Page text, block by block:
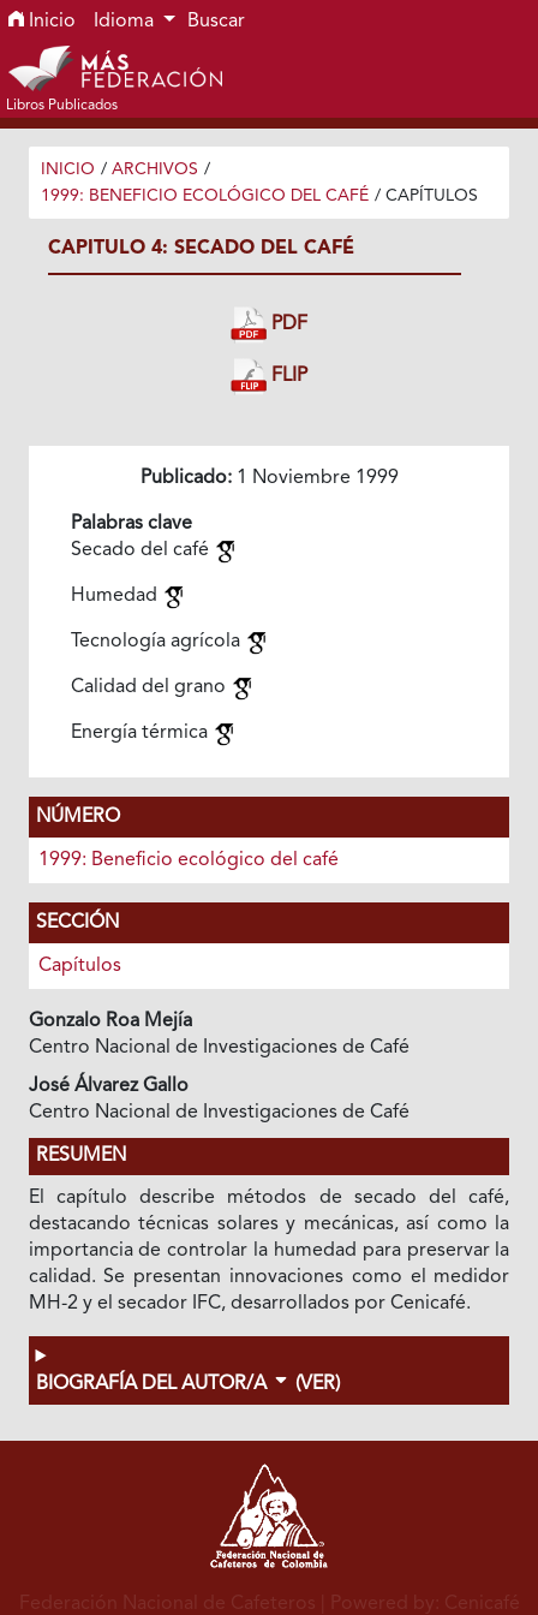
Ir al menú de navegación principal
Ir al contenido principal
Ir al pie de página del sitio
Inicio Idioma Buscar
Libros Publicados
INICIO / ARCHIVOS /
1999: BENEFICIO ECOLÓGICO DEL CAFÉ / CAPÍTULOS
CAPITULO 4: SECADO DEL CAFÉ
PDF
FLIP
Publicado:1 Noviembre 1999
Palabras clave
Secado del café
Humedad
Tecnología agrícola
Calidad del grano
Energía térmica
NÚMERO
1999: Beneficio ecológico del café
SECCIÓN
Capítulos
Gonzalo Roa Mejía
Centro Nacional de Investigaciones de Café
José Álvarez Gallo
Centro Nacional de Investigaciones de Café
RESUMEN
El capítulo describe métodos de secado del café,
destacando técnicas solares y mecánicas, así como la
importancia de controlar la humedad para preservar la
calidad. Se presentan innovaciones como el medidor
MH-2 y el secador IFC, desarrollados por Cenicafé.
BIOGRAFÍA DEL AUTOR/A (VER)
Federación Nacional de Cafeteros | Powered by: Cenicafé